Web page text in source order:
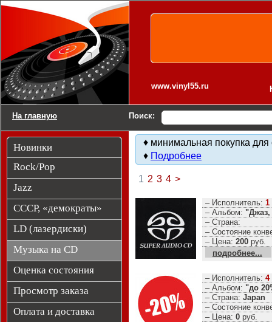
www.vinyl55.ru
На главную Поиск:
Новинки
Rock/Pop
Jazz
СССР, «демократы»
LD (лазердиски)
Музыка на CD
Оценка состояния
Просмотр заказа
Оплата и доставка
♦ минимальная покупка для
♦ Подробнее
1 2 3 4 >
– Исполнитель: 1
– Альбом: "Джаз,
– Страна:
– Состояние
– Цена: 200 руб.
подробнее...
– Исполнитель: 4
– Альбом: "до
– Страна: Japan
– Состояние
– Цена: 0 руб.